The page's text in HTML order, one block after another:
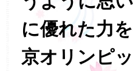
に優れた力
京オリンピ